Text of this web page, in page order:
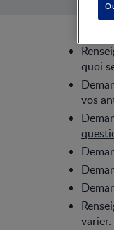
quoi
vos
varier.